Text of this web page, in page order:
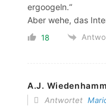
ergoogeln.“
Aber wehe, das
18
A.J.
Antwortet